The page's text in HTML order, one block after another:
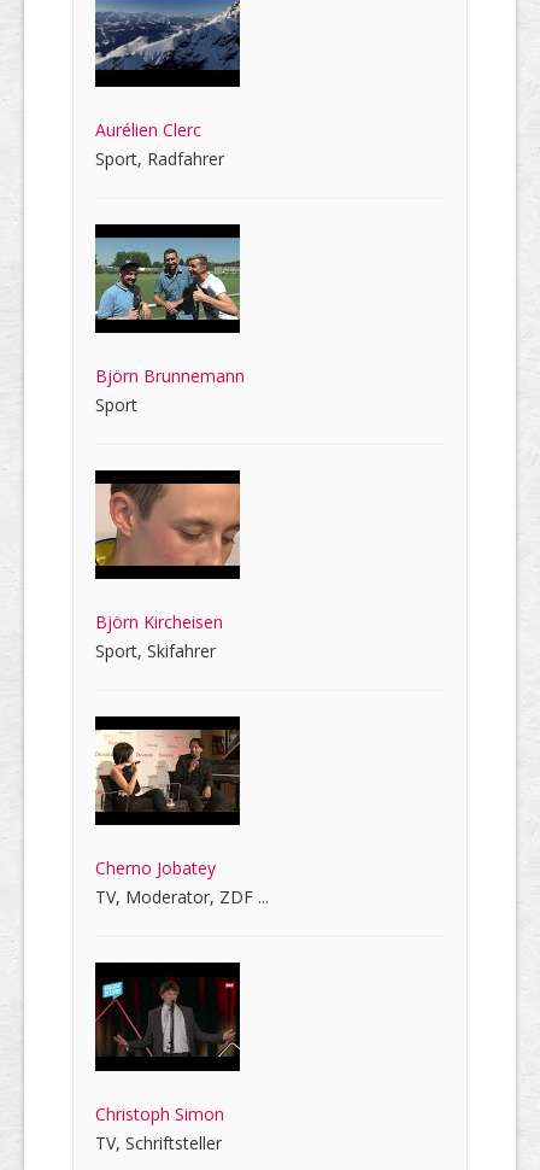
Aurélien Clerc
Sport, Radfahrer
Björn Brunnemann
Sport
Björn Kircheisen
Sport, Skifahrer
Cherno Jobatey
TV, Moderator, ZDF ...
Christoph Simon
TV, Schriftsteller